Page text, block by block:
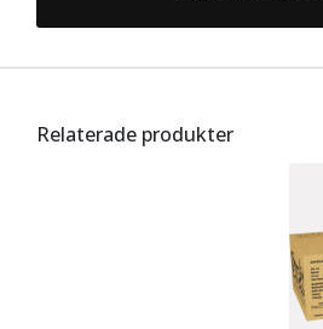
Relaterade produkter